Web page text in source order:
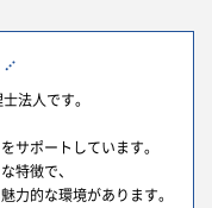
法人です。
サポートしています。
特徴で、
力的な環境があります。